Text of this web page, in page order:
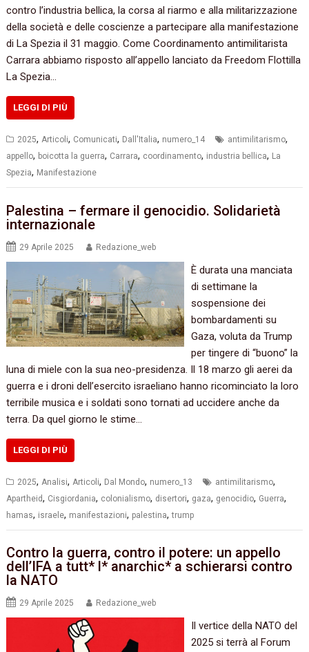
contro l’industria bellica, la corsa al riarmo e alla militarizzazione
della società e delle coscienze a partecipare alla manifestazione
di La Spezia il 31 maggio. Come Coordinamento antimilitarista
Carrara abbiamo risposto all’appello lanciato da Freedom Flottilla
La Spezia…
LEGGI DI PIÙ
2025,Articoli, Comunicati, Dall'Italia, numero_14 antimilitarismo,
appello, boicotta la guerra, Carrara, coordinamento, industria bellica, La
Spezia, Manifestazione
Palestina – fermare il genocidio. Solidarietà
internazionale
29 Aprile 2025 Redazione_web
È durata una manciata
di settimane la
sospensione dei
bombardamenti su
Gaza, voluta da Trump
per tingere di “buono” la
luna di miele con la sua neo-presidenza. Il 18 marzo gli aerei da
guerra e i droni dell’esercito israeliano hanno ricominciato la loro
terribile musica e i soldati sono tornati ad uccidere anche da
terra. Da quel giorno le stime…
LEGGI DI PIÙ
2025, Analisi, Articoli, Dal Mondo, numero_13 antimilitarismo,
Apartheid, Cisgiordania, colonialismo, disertori, gaza, genocidio, Guerra,
hamas, israele, manifestazioni, palestina,trump
Contro la guerra, contro il potere: un appello
dell’IFA a tutt* l* anarchic* a schierarsi contro
la NATO
29 Aprile 2025 Redazione_web
Il vertice della NATO del
2025 si terrà al Forum